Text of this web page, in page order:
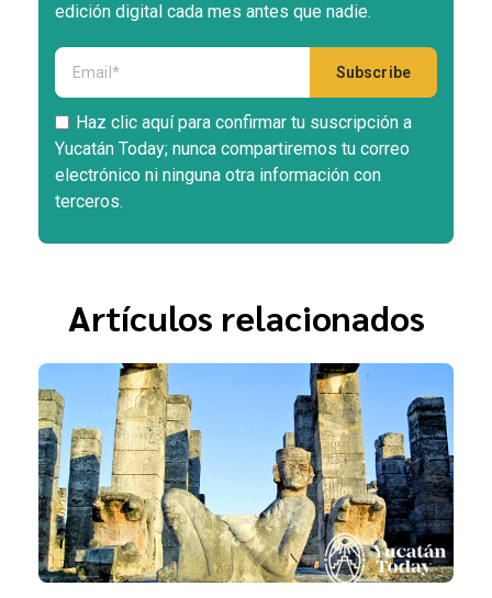
edición digital cada mes antes que nadie.
Haz clic aquí para confirmar tu suscripción a
Yucatán Today; nunca compartiremos tu correo
electrónico ni ninguna otra información con
terceros.
Artículos relacionados